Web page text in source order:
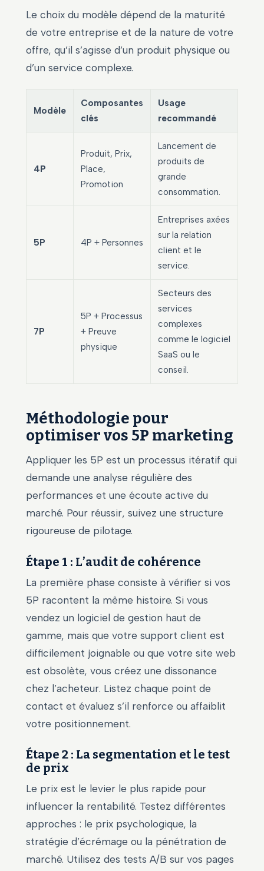
Le choix du modèle dépend de la maturité
de votre entreprise et de la nature de votre
offre, qu’il s’agisse d’un produit physique ou
d’un service complexe.
Modèle
Composantes
clés
Usage
recommandé
4P
Produit, Prix,
Place,
Promotion
Lancement de
produits de
grande
consommation.
5P 4P + Personnes
Entreprises axées
sur la relation
client et le
service.
7P
5P + Processus
+ Preuve
physique
Secteurs des
services
complexes
comme le logiciel
SaaS ou le
conseil.
Méthodologie pour
optimiser vos 5P marketing
Appliquer les 5P est un processus itératif qui
demande une analyse régulière des
performances et une écoute active du
marché. Pour réussir, suivez une structure
rigoureuse de pilotage.
Étape 1 : L’audit de cohérence
La première phase consiste à vérifier si vos
5P racontent la même histoire. Si vous
vendez un logiciel de gestion haut de
gamme, mais que votre support client est
difficilement joignable ou que votre site web
est obsolète, vous créez une dissonance
chez l’acheteur. Listez chaque point de
contact et évaluez s’il renforce ou affaiblit
votre positionnement.
Étape 2 : La segmentation et le test
de prix
Le prix est le levier le plus rapide pour
influencer la rentabilité. Testez différentes
approches : le prix psychologique, la
stratégie d’écrémage ou la pénétration de
marché. Utilisez des tests A/B sur vos pages